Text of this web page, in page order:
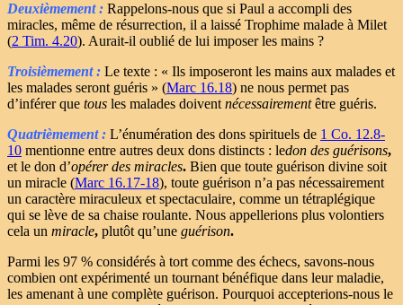
Deuxièmement : Rappelons-nous que si Paul a accompli des
miracles, même de résurrection, il a laissé Trophime malade à Milet
(2 Tim. 4.20). Aurait-il oublié de lui imposer les mains ?
Troisièmement : Le texte : « Ils imposeront les mains aux malades et
les malades seront guéris » (Marc 16.18) ne nous permet pas
d’inférer que tous les malades doivent nécessairementêtre guéris.
Quatrièmement : L’énumération des dons spirituels de 1 Co. 12.8-
10 mentionne entre autres deux dons distincts : ledon des guérisons,
et le don d’opérer des miracles. Bien que toute guérison divine soit
un miracle (Marc 16.17-18), toute guérison n’a pas nécessairement
un caractère miraculeux et spectaculaire, comme un tétraplégique
qui se lève de sa chaise roulante. Nous appellerions plus volontiers
cela un miracle, plutôt qu’une guérison.
Parmi les 97 % considérés à tort comme des échecs, savons-nous
combien ont expérimenté un tournant bénéfique dans leur maladie,
les amenant à une complète guérison. Pourquoi accepterions-nous le